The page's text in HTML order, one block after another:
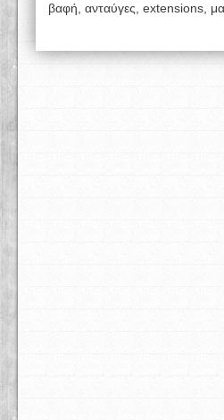
βαφή, ανταύγες, extensions,